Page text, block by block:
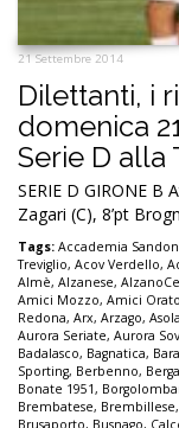
21 Settembre 2014
Dilettanti, i
domenica
Serie D alla
SERIE D GIRONE B
Zagari (C), 8’pt
Tags: Accademia
Treviglio, Acov Verdello,
Almè, Alzanese,
Amici Mozzo, Amici
Redona, Arx, Arzago, Asola
Aurora Seriate, Aurora
Badalasco, Bagnatica,
Sporting, Berbenno,
Bonate 1951,
Brembatese, Brembillese,
Brusaporto, Busnago,